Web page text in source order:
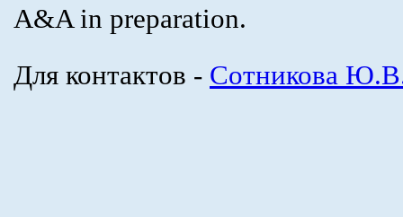
A&A in preparation.
Для контактов - Сотникова